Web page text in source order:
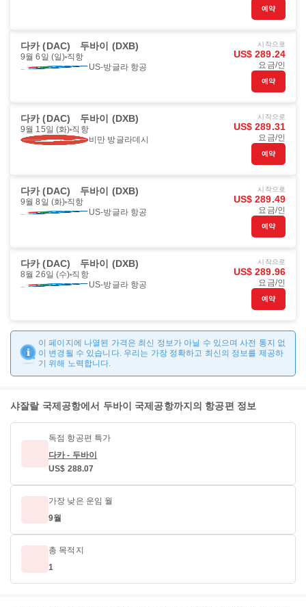
예약
다카 (DAC) 두바이 (DXB)
9월 6일 (일) 직항
US-방글라 항공
시작으로
US$ 289.24
요금/인
예약
다카 (DAC) 두바이 (DXB)
9월 15일 (화) 직항
비만 방글라데시
시작으로
US$ 289.31
요금/인
예약
다카 (DAC) 두바이 (DXB)
9월 8일 (화) 직항
US-방글라 항공
시작으로
US$ 289.49
요금/인
예약
다카 (DAC) 두바이 (DXB)
8월 26일 (수) 직항
US-방글라 항공
시작으로
US$ 289.96
요금/인
예약
이 페이지에 나열된 가격은 최신 정보가 아닐 수 있으며 사전 통지 없
이 변경될 수 있습니다. 우리는 가장 정확하고 최신의 정보를 제공하
기 위해 노력합니다.
샤잘랄 국제공항에서 두바이 국제공항까지의 항공편 정보
독점 항공편 특가
다카 - 두바이
US$ 288.07
가장 낮은 운임 월
9월
총 목적지
1